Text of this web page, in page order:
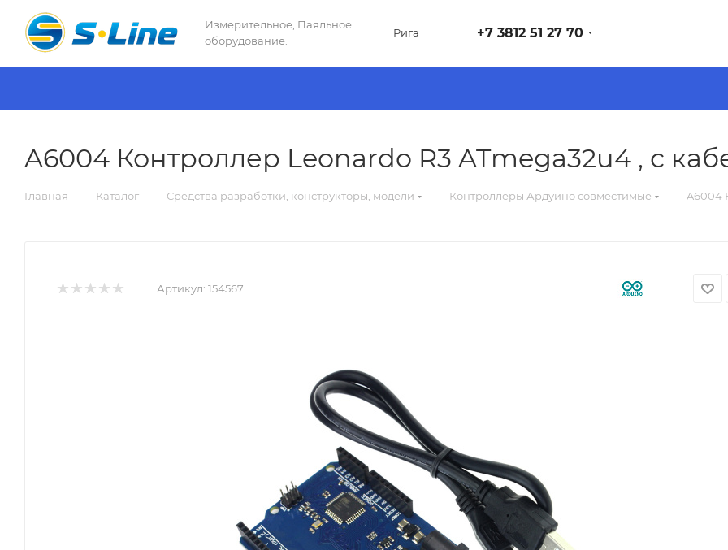
Измерительное, Паяльное
оборудование.
Рига +7 3812 51 27 70
A6004 Контроллер Leonardo R3 ATmega32u4 , с
Главная — Каталог — Средства разработки, конструкторы, модели — Контроллеры Ардуино совместимые — A6004
Артикул: 154567